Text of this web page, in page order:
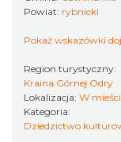
Powiat: rybnicki
Pokaż wskazówki
Region turystyczny:
Kraina Górnej Odry
Lokalizacja: W
Kategoria:
Dziedzictwo